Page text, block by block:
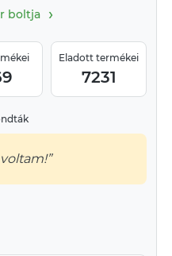
boltja›
Eladott termékei
7231